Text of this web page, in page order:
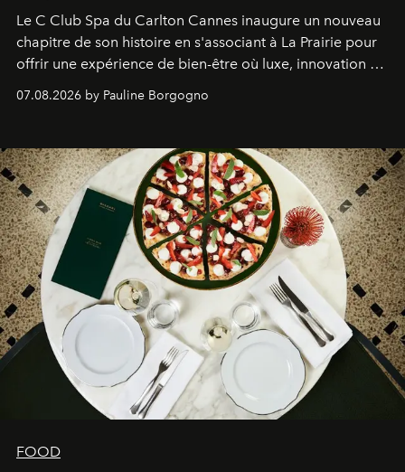
Le C Club Spa du Carlton Cannes inaugure un nouveau
chapitre de son histoire en s'associant à La Prairie pour
offrir une expérience de bien-être où luxe, innovation et
07.08.2026 by Pauline Borgogno
FOOD